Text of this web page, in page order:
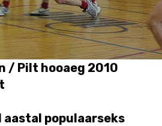
/ Pilt hooaeg 2010
populaarseks